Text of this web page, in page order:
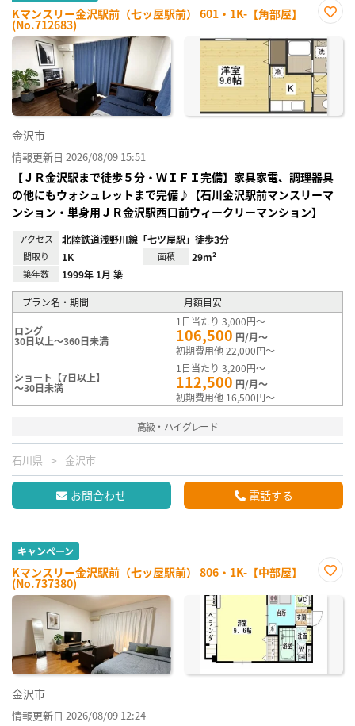
Kマンスリー金沢駅前（七ッ屋駅前） 601・1K-【角部屋】
(No.712683)
に入
り登
録
金沢市
情報更新日 2026/08/09 15:51
【ＪＲ金沢駅まで徒歩５分・ＷＩＦＩ完備】家具家電、調理器具
の他にもウォシュレットまで完備♪【石川金沢駅前マンスリーマ
ンション・単身用ＪＲ金沢駅西口前ウィークリーマンション】
アクセス 北陸鉄道浅野川線「七ツ屋駅」徒歩3分
間取り 1K 面積 29m²
築年数 1999年 1月 築
プラン名・期間 月額目安
ロング
30日以上～360日未満
1日当たり 3,000円～
106,500 円/月～
初期費用他 22,000円～
ショート【7日以上】
～30日未満
1日当たり 3,200円～
112,500 円/月～
初期費用他 16,500円～
高級・ハイグレード
石川県 金沢市
お問合わせ 電話する
キャンペーン
Kマンスリー金沢駅前（七ッ屋駅前） 806・1K-【中部屋】
(No.737380)
に入
り登
録
金沢市
情報更新日 2026/08/09 12:24